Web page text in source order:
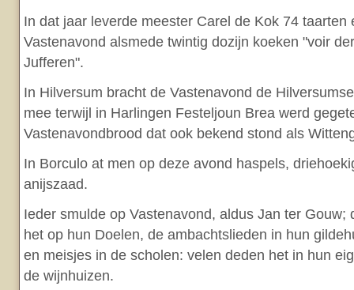
In dat jaar leverde meester Carel de Kok 74 taarten
Vastenavond alsmede twintig dozijn koeken "voir
Jufferen".
In Hilversum bracht de Vastenavond de
mee terwijl in Harlingen Festeljoun Brea werd
Vastenavondbrood dat ook bekend stond als
In Borculo at men op deze avond haspels,
anijszaad.
Ieder smulde op Vastenavond, aldus Jan ter Gouw;
het op hun Doelen, de ambachtslieden in hun
en meisjes in de scholen: velen deden het in hun
de wijnhuizen.